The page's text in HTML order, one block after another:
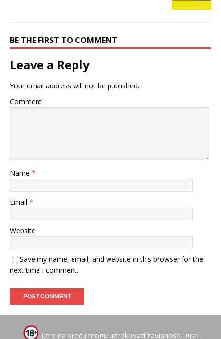
BE THE FIRST TO COMMENT
Leave a Reply
Your email address will not be published.
Comment
Name *
Email *
Website
Save my name, email, and website in this browser for the
next time I comment.
Igre na sreću mogu uzrokovati zavisnost. Igraj